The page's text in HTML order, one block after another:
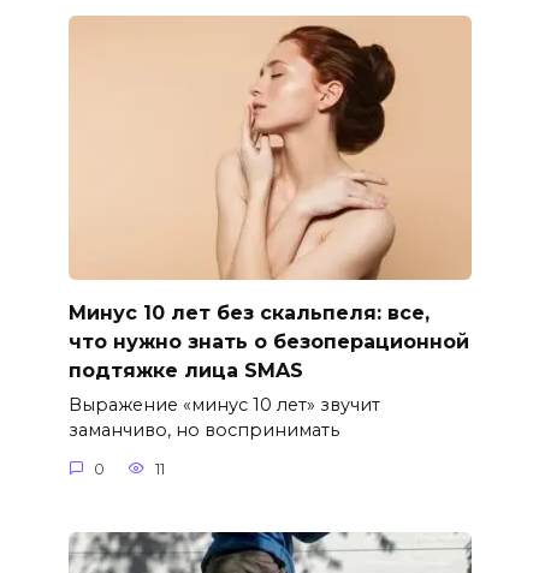
Минус 10 лет без скальпеля: все,
что нужно знать о безоперационной
подтяжке лица SMAS
Выражение «минус 10 лет» звучит
заманчиво, но воспринимать
0 11